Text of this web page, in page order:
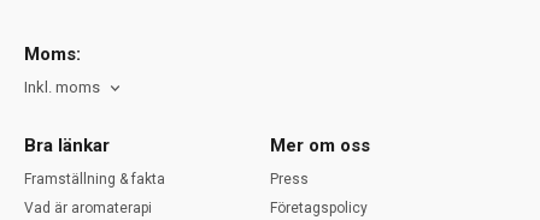
Moms:
Inkl. moms
Bra länkar
Framställning & fakta
Vad är aromaterapi
Mer om oss
Press
Företagspolicy